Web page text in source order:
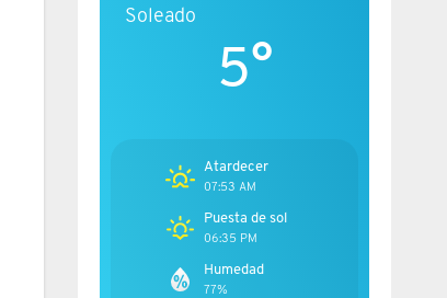
Soleado
5°
Atardecer
07:53 AM
Puesta de sol
06:35 PM
Humedad
77%